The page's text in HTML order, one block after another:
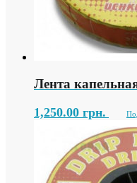
Лента
1,250.00 грн.